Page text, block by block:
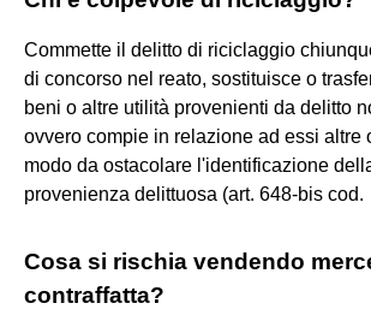
Commette il delitto di riciclaggio
di concorso nel reato, sostituisce o
beni o altre utilità provenienti da delitto
ovvero compie in relazione ad essi altre
modo da ostacolare l'identificazione
provenienza delittuosa (art. 648-bis cod.
Cosa si rischia vendendo
contraffatta?